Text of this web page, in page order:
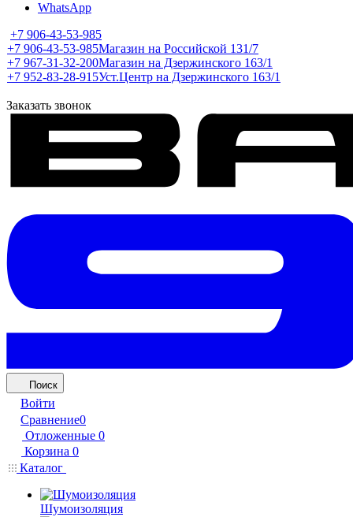
WhatsApp
+7 906-43-53-985
+7 906-43-53-985Магазин на Российской 131/7
+7 967-31-32-200Магазин на Дзержинского 163/1
+7 952-83-28-915Уст.Центр на Дзержинского 163/1
Заказать звонок
Поиск
Войти
Сравнение0
Отложенные 0
Корзина 0
Каталог
Шумоизоляция